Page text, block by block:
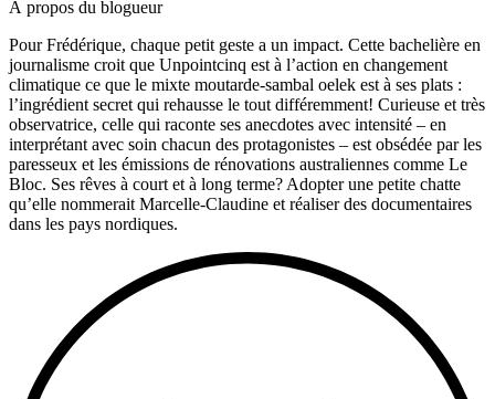
À propos du blogueur
Pour Frédérique, chaque petit geste a un impact. Cette bachelière en
journalisme croit que Unpointcinq est à l’action en changement
climatique ce que le mixte moutarde-sambal oelek est à ses plats :
l’ingrédient secret qui rehausse le tout différemment! Curieuse et très
observatrice, celle qui raconte ses anecdotes avec intensité – en
interprétant avec soin chacun des protagonistes – est obsédée par les
paresseux et les émissions de rénovations australiennes comme Le
Bloc. Ses rêves à court et à long terme? Adopter une petite chatte
qu’elle nommerait Marcelle-Claudine et réaliser des documentaires
dans les pays nordiques.